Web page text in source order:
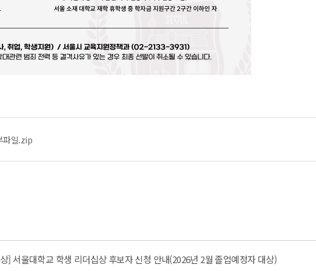
파일.zip
] 서울대학교 학생 리더십상 후보자 신청 안내(2026년 2월 졸업예정자 대상)